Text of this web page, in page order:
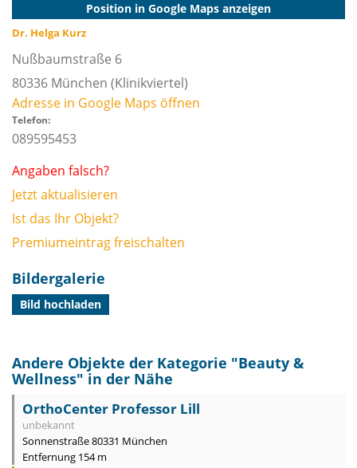
Position in Google Maps anzeigen
Dr. Helga Kurz
Nußbaumstraße 6
80336 München (Klinikviertel)
Adresse in Google Maps öffnen
Telefon:
089595453
Angaben falsch?
Jetzt aktualisieren
Ist das Ihr Objekt?
Premiumeintrag freischalten
Bildergalerie
Bild hochladen
Andere Objekte der Kategorie "Beauty &
Wellness" in der Nähe
OrthoCenter Professor Lill
unbekannt
Sonnenstraße 80331 München
Entfernung 154 m